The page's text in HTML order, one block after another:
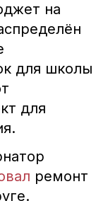
на
для школы
для
ремонт